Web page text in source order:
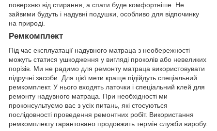
поверхню від стирання, а спати буде комфортніше. Не
зайвими будуть і надувні подушки, особливо для відпочинку
на природі.
Ремкомплект
Під час експлуатації надувного матраца з необережності
можуть статися ушкодження у вигляді проколів або невеликих
порізів. Ми не радимо для ремонту матраца використовувати
підручні засоби. Для цієї мети краще підійдуть спеціальний
ремкомплект. У нього входять латочки і спеціальний клей для
ремонту надувного матраца. При необхідності ми
проконсультуємо вас з усіх питань, які стосуються
послідовності проведення ремонтних робіт. Використання
ремкомплекту гарантовано продовжить термін служби виробу.